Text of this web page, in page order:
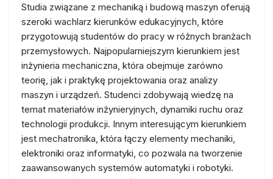
Studia związane z mechaniką i budową maszyn oferują
szeroki wachlarz kierunków edukacyjnych, które
przygotowują studentów do pracy w różnych branżach
przemysłowych. Najpopularniejszym kierunkiem jest
inżynieria mechaniczna, która obejmuje zarówno
teorię, jak i praktykę projektowania oraz analizy
maszyn i urządzeń. Studenci zdobywają wiedzę na
temat materiałów inżynieryjnych, dynamiki ruchu oraz
technologii produkcji. Innym interesującym kierunkiem
jest mechatronika, która łączy elementy mechaniki,
elektroniki oraz informatyki, co pozwala na tworzenie
zaawansowanych systemów automatyki i robotyki.